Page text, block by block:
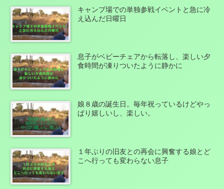
キャンプ場での単独参戦イベントと急に冷
え込んだ日曜日
息子がベビーチェアから転落し、楽しい夕
食時間が凍りついたように静かに
娘８歳の誕生日。毎年祝っているけどやっ
ぱり嬉しいし、楽しい。
１年ぶりの旧友との再会に興奮する娘とど
こへ行っても変わらない息子